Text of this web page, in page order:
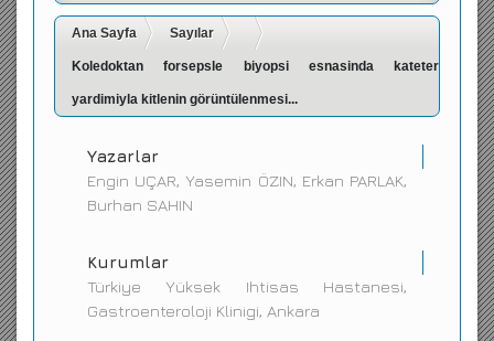
İletişim
Ana Sayfa Sayılar
Koledoktan forsepsle biyopsi esnasinda kateter
yardimiyla kitlenin görüntülenmesi...
Yazarlar
Engin UÇAR, Yasemin ÖZIN, Erkan PARLAK,
Burhan SAHIN
Kurumlar
Türkiye Yüksek Ihtisas Hastanesi,
Gastroenteroloji Klinigi, Ankara